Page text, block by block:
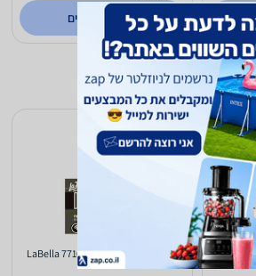
לפרטים נוספים
סט מיתרים לכינור פירמיד 4/4 PYRAMID
מיתרים לקונטרבס 3/4 LaBella 7710N